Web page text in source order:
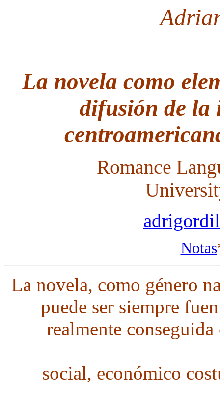
La novela como
difusión de la
Romance
Notas
La novela, como género
puede ser siempre
realmente
social, económico